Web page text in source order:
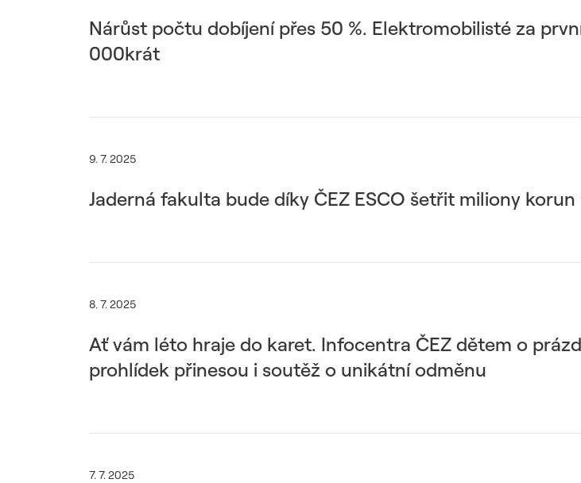
Nárůst počtu dobíjení přes 50 %. Elektromobilisté za
000krát
9. 7. 2025
Jaderná fakulta bude díky ČEZ ESCO šetřit miliony
8. 7. 2025
Ať vám léto hraje do karet. Infocentra ČEZ dětem o
prohlídek přinesou i soutěž o unikátní odměnu
7. 7. 2025